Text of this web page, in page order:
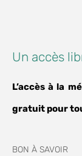
Un accès
L’accès à la
gratuit pour
BON À SAVOIR